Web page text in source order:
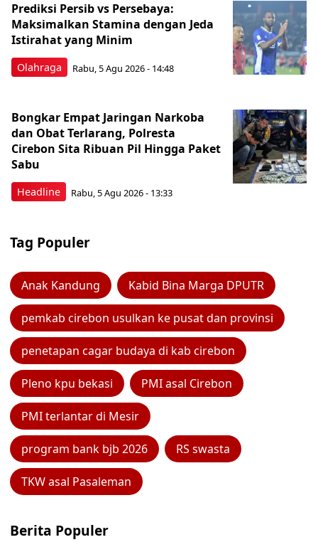
Olahraga
Prediksi Persib vs Persebaya:
Maksimalkan Stamina dengan Jeda
Istirahat yang Minim
Rabu, 5 Agu 2026 - 14:48
Headline
Bongkar Empat Jaringan Narkoba
dan Obat Terlarang, Polresta
Cirebon Sita Ribuan Pil Hingga Paket
Sabu
Rabu, 5 Agu 2026 - 13:33
Tag Populer
Anak Kandung Kabid Bina Marga DPUTR
pemkab cirebon usulkan ke pusat dan provinsi
penetapan cagar budaya di kab cirebon
Pleno kpu bekasi PMI asal Cirebon
PMI terlantar di Mesir
program bank bjb 2026 RS swasta
TKW asal Pasaleman
Berita Populer